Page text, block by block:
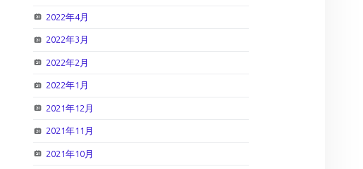
2022年4月
2022年3月
2022年2月
2022年1月
2021年12月
2021年11月
2021年10月